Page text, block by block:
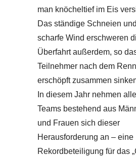
man knöcheltief im Eis
Das ständige Schneien
scharfe Wind erschweren
Überfahrt außerdem, so
Teilnehmer nach dem
erschöpft zusammen
In diesem Jahr nehmen
Teams bestehend aus
und Frauen sich dieser
Herausforderung an – eine
Rekordbeteiligung für das